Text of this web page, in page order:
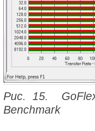
Рис. 15.
Benchmark